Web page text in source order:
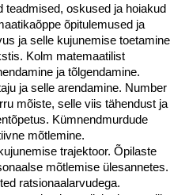
teadmised, oskused ja hoiakud
õpitulemused ja
ja selle kujunemise toetamine
Kolm matemaatilist
ja tõlgendamine.
ja selle arendamine. Number
mõiste, selle viis tähendust ja
Kümnendmurdude
mõtlemine.
trajektoor. Õpilaste
mõtlemise ülesannetes.
ratsionaalarvudega.